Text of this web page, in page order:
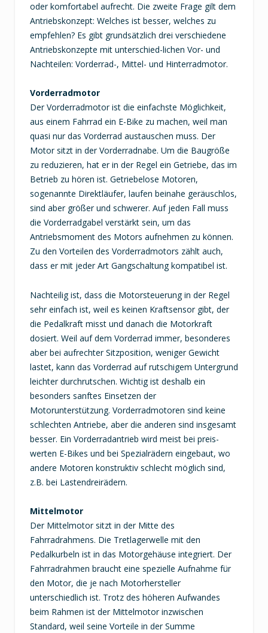
oder komfortabel aufrecht. Die zweite Frage gilt dem
Antriebskonzept: Welches ist besser, welches zu
empfehlen? Es gibt grundsätzlich drei verschiedene
Antriebskonzepte mit unterschied-lichen Vor- und
Nachteilen: Vorderrad-, Mittel- und Hinterradmotor.
Vorderradmotor
Der Vorderradmotor ist die einfachste Möglichkeit,
aus einem Fahrrad ein E-Bike zu machen, weil man
quasi nur das Vorderrad austauschen muss. Der
Motor sitzt in der Vorderradnabe. Um die Baugröße
zu reduzieren, hat er in der Regel ein Getriebe, das im
Betrieb zu hören ist. Getriebelose Motoren,
sogenannte Direktläufer, laufen beinahe geräuschlos,
sind aber größer und schwerer. Auf jeden Fall muss
die Vorderradgabel verstärkt sein, um das
Antriebsmoment des Motors aufnehmen zu können.
Zu den Vorteilen des Vorderradmotors zählt auch,
dass er mit jeder Art Gangschaltung kompatibel ist.
Nachteilig ist, dass die Motorsteuerung in der Regel
sehr einfach ist, weil es keinen Kraftsensor gibt, der
die Pedalkraft misst und danach die Motorkraft
dosiert. Weil auf dem Vorderrad immer, besonderes
aber bei aufrechter Sitzposition, weniger Gewicht
lastet, kann das Vorderrad auf rutschigem Untergrund
leichter durchrutschen. Wichtig ist deshalb ein
besonders sanftes Einsetzen der
Motorunterstützung. Vorderradmotoren sind keine
schlechten Antriebe, aber die anderen sind insgesamt
besser. Ein Vorderradantrieb wird meist bei preis-
werten E-Bikes und bei Spezialrädern eingebaut, wo
andere Motoren konstruktiv schlecht möglich sind,
z.B. bei Lastendreirädern.
Mittelmotor
Der Mittelmotor sitzt in der Mitte des
Fahrradrahmens. Die Tretlagerwelle mit den
Pedalkurbeln ist in das Motorgehäuse integriert. Der
Fahrradrahmen braucht eine spezielle Aufnahme für
den Motor, die je nach Motorhersteller
unterschiedlich ist. Trotz des höheren Aufwandes
beim Rahmen ist der Mittelmotor inzwischen
Standard, weil seine Vorteile in der Summe